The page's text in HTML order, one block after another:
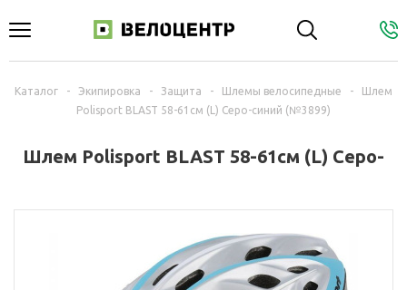
Каталог - Экипировка - Защита - Шлемы велосипедные -
Шлем
Polisport BLAST 58-61см (L) Серо-синий (№3899)
Шлем Polisport BLAST 58-61см (L) Серо-